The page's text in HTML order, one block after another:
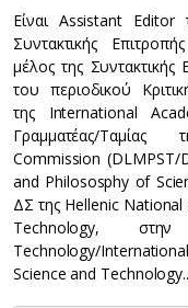
Είναι Assistant
Συντακτικής
μέλος της Συντακτικής
του περιοδικού
της International
Γραμματέας/
Commission
and Philososphy of
ΔΣ της Hellenic
Technology,
Technology/
Science and Technology..